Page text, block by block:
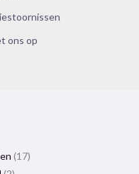
ons op
17